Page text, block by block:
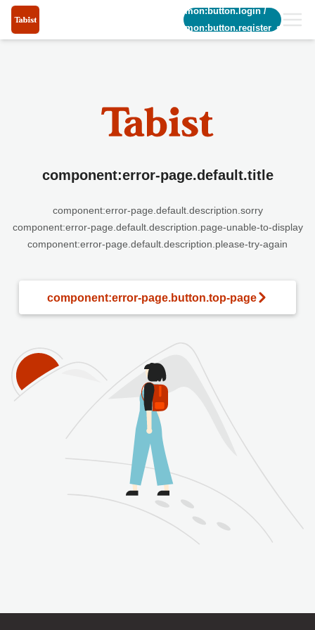
common:button.login/
common:button.register_short
component:error-page.default.title
component:error-page.default.description.sorry
component:error-page.default.description.page-unable-to-display
component:error-page.default.description.please-try-again
component:error-page.button.top-page